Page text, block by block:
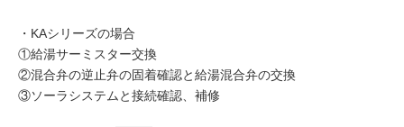
・KAシリーズの場合
①給湯サーミスター交換
②混合弁の逆止弁の固着確認と給湯混合弁の交換
③ソーラシステムと接続確認、補修